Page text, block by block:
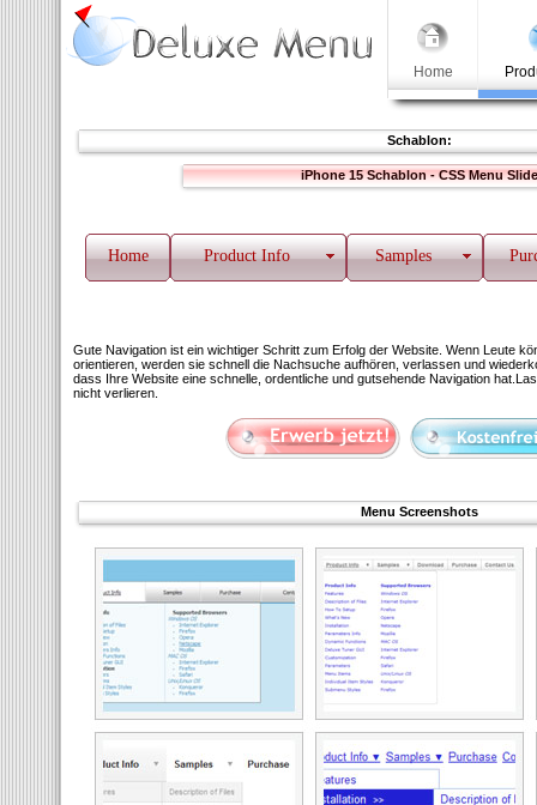
Home
Schablon:
iPhone 15 Schablon - CSS Menu Slide
Home Product Info Samples
Gute Navigation ist ein wichtiger Schritt zum Erfolg der Website. Wenn Leute
orientieren, werden sie schnell die Nachsuche aufhören, verlassen und
dass Ihre Website eine schnelle, ordentliche und gutsehende Navigation
nicht verlieren.
Menu Screenshots